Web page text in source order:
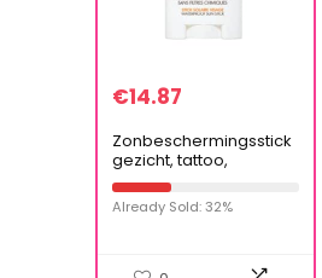
€14.87
Zonbeschermingsstick
gezicht, tattoo,
kinderen, watersport
organische
zonnebrandcrème
Already Sold: 32%